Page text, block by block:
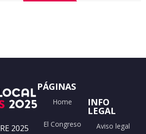
2025
PÁGINAS
Home
El Congreso
INFO
LEGAL
Aviso legal